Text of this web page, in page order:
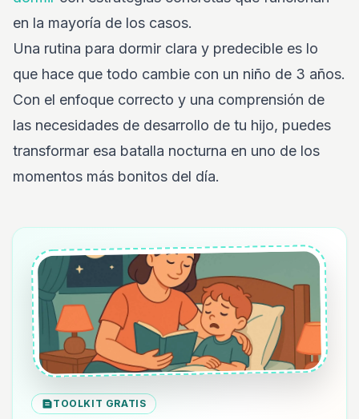
en la mayoría de los casos.
Una rutina para dormir clara y predecible es lo
que hace que todo cambie con un niño de 3 años.
Con el enfoque correcto y una comprensión de
las necesidades de desarrollo de tu hijo, puedes
transformar esa batalla nocturna en uno de los
momentos más bonitos del día.
TOOLKIT GRATIS